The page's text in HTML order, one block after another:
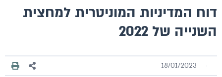
דוח המדיניות המוניטרית למחצית
השנייה של 2022
18/01/2023